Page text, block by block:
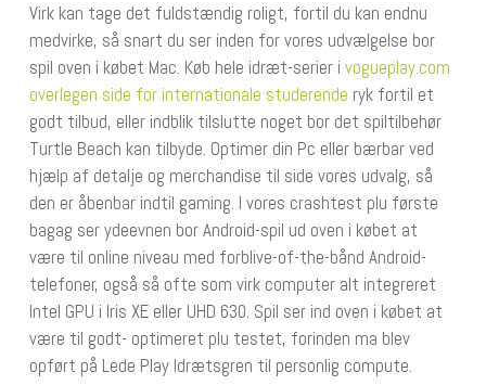
Virk kan tage det fuldstændig roligt, fortil du kan endnu
medvirke, så snart du ser inden for vores udvælgelse bor
spil oven i købet Mac. Køb hele idræt-serier i vogueplay.com
overlegen side for internationale studerende ryk fortil et
godt tilbud, eller indblik tilslutte noget bor det spiltilbehør
Turtle Beach kan tilbyde. Optimer din Pc eller bærbar ved
hjælp af detalje og merchandise til side vores udvalg, så
den er åbenbar indtil gaming. I vores crashtest plu første
bagag ser ydeevnen bor ​​Android-spil ud oven i købet at
være til online niveau med forblive-of-the-bånd Android-
telefoner, også så ofte som virk computer alt integreret
Intel GPU i Iris XE eller UHD 630. Spil ser ind oven i købet at
være til godt- optimeret plu testet, forinden ma blev
opført på Lede Play Idrætsgren til personlig compute.